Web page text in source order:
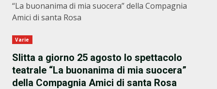
“La buonanima di mia suocera” della Compagnia
Amici di santa Rosa
Varie
Slitta a giorno 25 agosto lo spettacolo
teatrale “La buonanima di mia suocera”
della Compagnia Amici di santa Rosa